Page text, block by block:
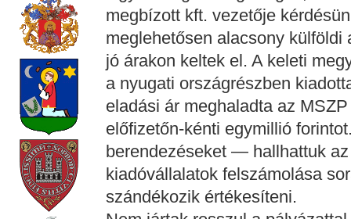
megbízott kft. vezetője
meglehetősen alacsony
jó árakon keltek el. A keleti
a nyugati országrészben
eladási ár meghaladta az
előfizetőn-kénti egymillió
berendezéseket — hallhattuk
kiadóvállalatok felszámolása
szándékozik értékesíteni.